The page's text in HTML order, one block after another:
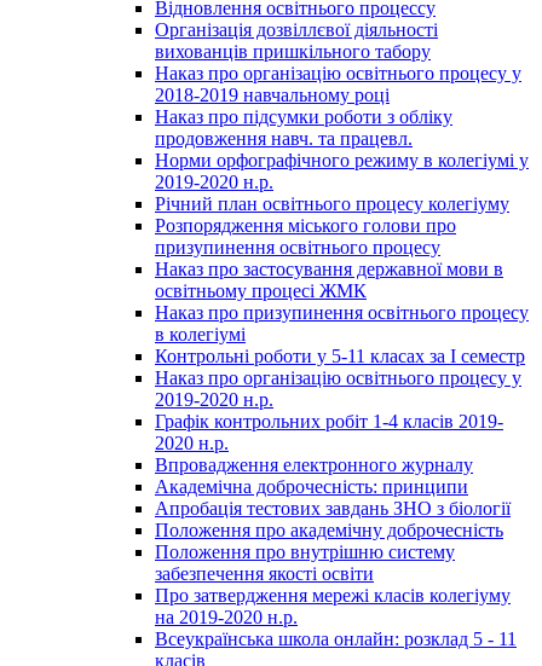
Відновлення освітнього процессу
Організація дозвіллєвої діяльності
вихованців пришкільного табору
Наказ про організацію освітнього процесу у
2018-2019 навчальному році
Наказ про підсумки роботи з обліку
продовження навч. та працевл.
Норми орфографічного режиму в колегіумі у
2019-2020 н.р.
Річний план освітнього процесу колегіуму
Розпорядження міського голови про
призупинення освітнього процесу
Наказ про застосування державної мови в
освітньому процесі ЖМК
Наказ про призупинення освітнього процесу
в колегіумі
Контрольні роботи у 5-11 класах за І семестр
Наказ про організацію освітнього процесу у
2019-2020 н.р.
Графік контрольних робіт 1-4 класів 2019-
2020 н.р.
Впровадження електронного журналу
Академічна доброчесність: принципи
Апробація тестових завдань ЗНО з біології
Положення про академічну доброчесність
Положення про внутрішню систему
забезпечення якості освіти
Про затвердження мережі класів колегіуму
на 2019-2020 н.р.
Всеукраїнська школа онлайн: розклад 5 - 11
класів